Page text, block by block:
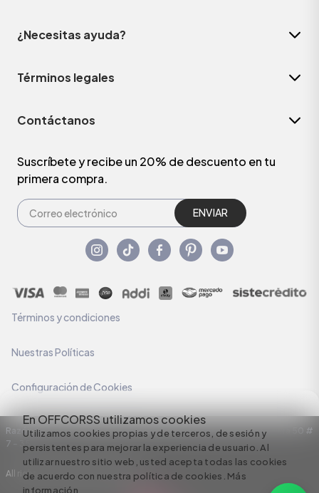
En OFFCORSS utilizamos cookies
Utilizamos cookies propias y de terceros, de sesión y
persistentes para mejorar la experiencia de usuario. Al
utilizar nuestro sitio web, usted acepta todas las cookies
de acuerdo con nuestra política de cookies. Más
información
¿Necesitas ayuda?
Términos legales
Contáctanos
Suscríbete y recibe un 20% de descuento en tu
primera compra.
ENVIAR
Términos y condiciones
Nuestras Políticas
Configuración de Cookies
Razón Social: C.I HERMECO S.A. NIT: 890924167-6 Dirección: Carrera 50 #
7 – 35
All rights reserved empowered by